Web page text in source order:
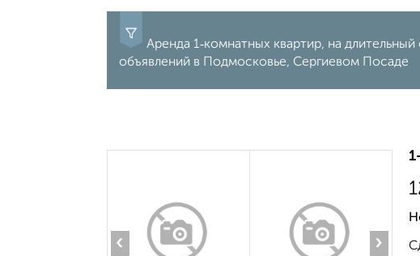
Аренда 1‑комнатных квартир, на
объявлений в Подмосковье, Сергиевом Посаде
‹ ›